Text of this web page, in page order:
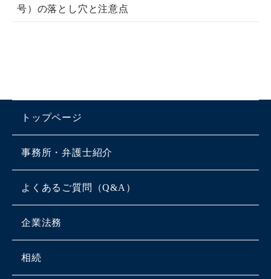
号）の落とし穴と注意点
トップページ
事務所・弁護士紹介
よくあるご質問（Q&A）
企業法務
相続